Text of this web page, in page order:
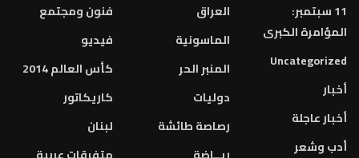
العراق
الماسونية
المنبر الحر
دوليات
رصاصة طائشة
فنون ومجتمع
فيديو
كأس العالم 2014
كاريكاتور
لبنان